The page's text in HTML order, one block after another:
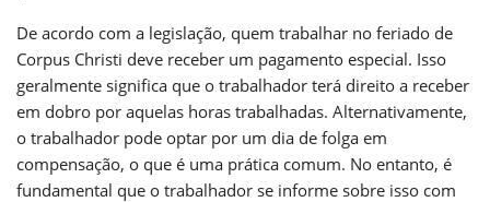
De acordo com a legislação, quem trabalhar no feriado de
Corpus Christi deve receber um pagamento especial. Isso
geralmente significa que o trabalhador terá direito a receber
em dobro por aquelas horas trabalhadas. Alternativamente,
o trabalhador pode optar por um dia de folga em
compensação, o que é uma prática comum. No entanto, é
fundamental que o trabalhador se informe sobre isso com